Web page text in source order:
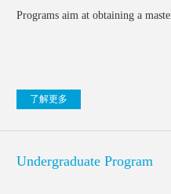
Programs aim at obtaining a
了解更多
Undergraduate Program